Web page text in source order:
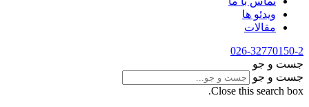
ویدئو ها
مقالات
026-32770150-2
جست و جو
جست و جو
Close this search box.